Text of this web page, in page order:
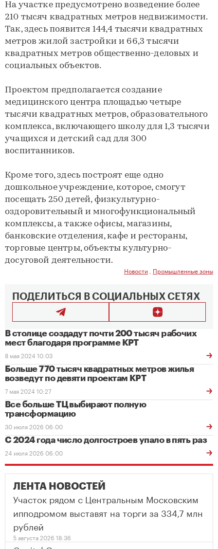
На участке предусмотрено возведение более
210 тысяч квадратных метров недвижимости.
Так, здесь появится 144,4 тысячи квадратных
метров жилой застройки и 66,3 тысячи
квадратных метров общественно-деловых и
социальных объектов.
Проектом предполагается создание
медицинского центра площадью четыре
тысячи квадратных метров, образовательного
комплекса, включающего школу для 1,3 тысячи
учащихся и детский сад для 300
воспитанников.
Кроме того, здесь построят еще одно
дошкольное учреждение, которое, смогут
посещать 250 детей, физкультурно-
оздоровительный и многофункциональный
комплексы, а также офисы, магазины,
банковские отделения, кафе и рестораны,
торговые центры, объекты культурно-
досуговой деятельности.
Новости Промышленные зоны
ПОДЕЛИТЬСЯ В СОЦИАЛЬНЫХ СЕТЯХ
В столице создадут почти 200 тысяч рабочих
мест благодаря программе КРТ
8 мая 2024 10:03
Больше 770 тысяч квадратных метров жилья
возведут по девяти проектам КРТ
7 мая 2024 10:27
Все больше ТЦ выбирают полную
трансформацию
30 июля 2026 06:00
С 2024 года число долгостроев упало в пять раз
24 июля 2026 06:00
ЛЕНТА НОВОСТЕЙ
Участок рядом с Центральным Московским
ипподромом выставят на торги за 334,7 млн
рублей
5 августа 2026 18:36